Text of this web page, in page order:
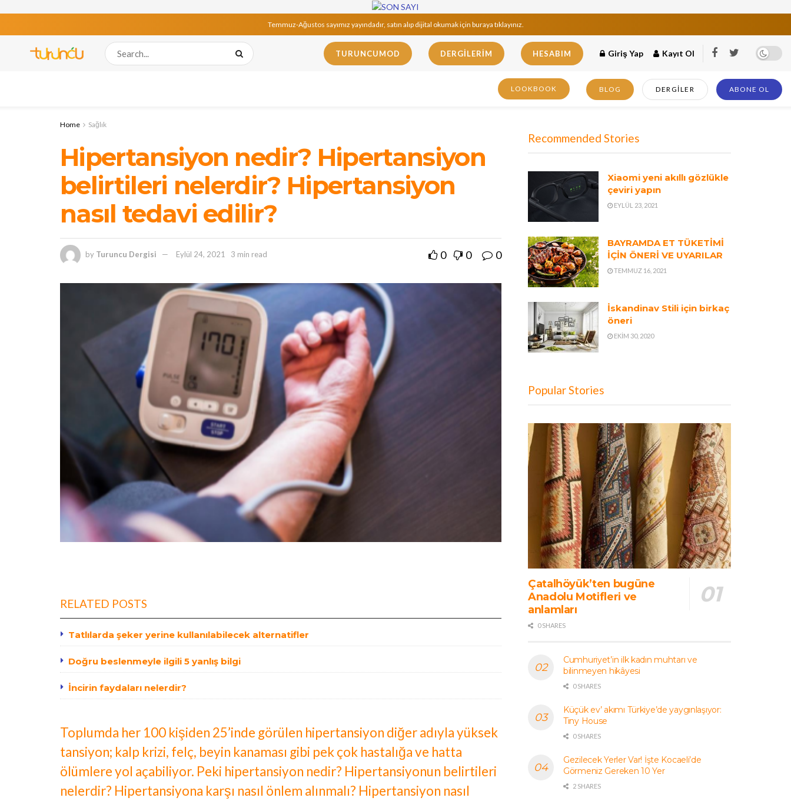
Temmuz-Ağustos sayımız yayındadır, satın alıp dijital okumak için buraya tıklayınız.
TURUNCUMOD DERGILERIM HESABIM Giriş Yap Kayıt Ol
LOOKBOOK BLOG DERGILER ABONE OL
Home Sağlık
Hipertansiyon nedir? Hipertansiyon
belirtileri nelerdir? Hipertansiyon
nasıl tedavi edilir?
by Turuncu Dergisi Eylül 24, 2021 3 min read 0 0 0
RELATED POSTS
Tatlılarda şeker yerine kullanılabilecek alternatifler
Doğru beslenmeyle ilgili 5 yanlış bilgi
İncirin faydaları nelerdir?
Toplumda her 100 kişiden 25’inde görülen hipertansiyon diğer adıyla yüksek
tansiyon; kalp krizi, felç, beyin kanaması gibi pek çok hastalığa ve hatta
ölümlere yol açabiliyor. Peki hipertansiyon nedir? Hipertansiyonun belirtileri
nelerdir? Hipertansiyona karşı nasıl önlem alınmalı? Hipertansiyon nasıl
Recommended Stories
Xiaomi yeni akıllı gözlükle
çeviri yapın
EYLÜL 23, 2021
BAYRAMDA ET TÜKETİMİ
İÇİN ÖNERİ VE UYARILAR
TEMMUZ 16, 2021
İskandinav Stili için birkaç
öneri
EKIM 30, 2020
Popular Stories
Çatalhöyük’ten bugüne
Anadolu Motifleri ve
anlamları
0 SHARES
Cumhuriyet’in ilk kadın muhtarı ve
bilinmeyen hikâyesi
0 SHARES
Küçük ev’ akımı Türkiye’de yaygınlaşıyor:
Tiny House
0 SHARES
Gezilecek Yerler Var! İşte Kocaeli’de
Görmeniz Gereken 10 Yer
2 SHARES